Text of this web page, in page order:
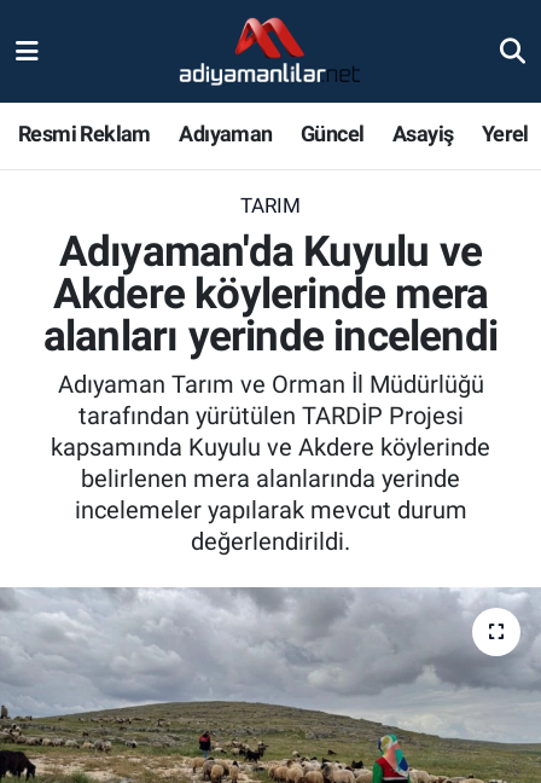
Resmi Reklam Adıyaman Güncel Asayiş Yerel
TARIM
Adıyaman'da Kuyulu ve
Akdere köylerinde mera
alanları yerinde incelendi
Adıyaman Tarım ve Orman İl Müdürlüğü
tarafından yürütülen TARDİP Projesi
kapsamında Kuyulu ve Akdere köylerinde
belirlenen mera alanlarında yerinde
incelemeler yapılarak mevcut durum
değerlendirildi.
Magazin
Bölge Haberleri
Gündem
Asayiş
Sağlık
Özel Haber
Kültür Sanat
Eğitim
Ekonomi
Nöbetçi Eczaneler
Adiyaman Namaz Vakitleri
Trafik Durumu
Süper Lig Puan Durumu ve Fikstür
Tüm Manşetler
Son Dakika Haberleri
Haber Arşivi